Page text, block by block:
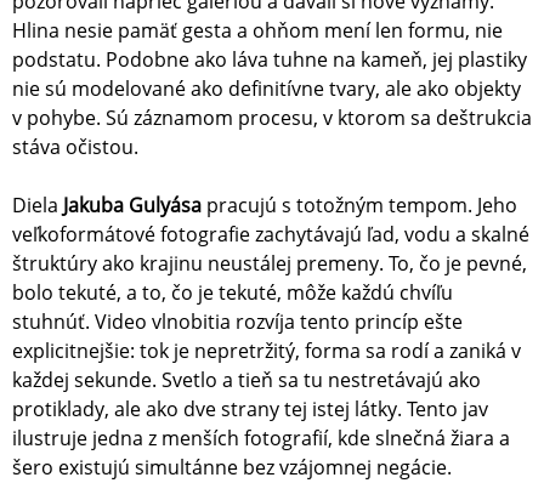
Hlina nesie pamäť gesta a ohňom mení len formu, nie
podstatu. Podobne ako láva tuhne na kameň, jej plastiky
nie sú modelované ako definitívne tvary, ale ako objekty
v pohybe. Sú záznamom procesu, v ktorom sa deštrukcia
stáva očistou.
Diela Jakuba Gulyása pracujú s totožným tempom. Jeho
veľkoformátové fotografie zachytávajú ľad, vodu a skalné
štruktúry ako krajinu neustálej premeny. To, čo je pevné,
bolo tekuté, a to, čo je tekuté, môže každú chvíľu
stuhnúť. Video vlnobitia rozvíja tento princíp ešte
explicitnejšie: tok je nepretržitý, forma sa rodí a zaniká v
každej sekunde. Svetlo a tieň sa tu nestretávajú ako
protiklady, ale ako dve strany tej istej látky. Tento jav
ilustruje jedna z menších fotografií, kde slnečná žiara a
šero existujú simultánne bez vzájomnej negácie.